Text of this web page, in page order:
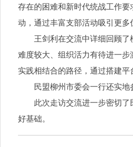
存在的困难和新时代统战工作
动，通过丰富支部活动吸引更
王剑利在交流中详细回顾
难度较大、组织活力有待进一
实践相结合的路径，通过搭建
民盟柳州市委会一行还实
此次走访交流进一步密切
好基础。